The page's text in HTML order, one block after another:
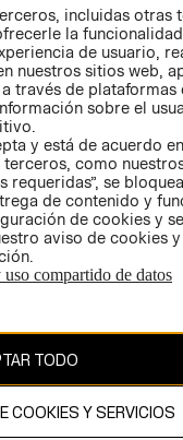
- RETIRO EN
TIENDA
TÉRMINOS Y
CONDICIONES
AVISO DE
PRIVACIDAD
GIFT CARD
AVISO DE
COOKIES
incluidas otras
la
de usuario,
nuestros sitios web,
través de plataformas
sobre el
y está de acuerdo
como
se
de contenido y
de cookies y
aviso de cookies
compartido de datos
TODO
COOKIES Y SERVICIOS